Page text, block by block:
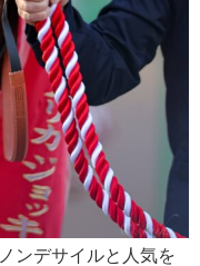
ンデサイルと人気を